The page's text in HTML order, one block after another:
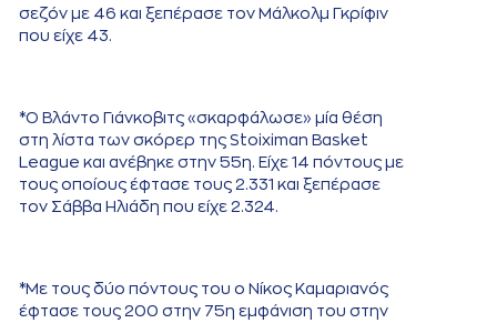
σεζόν με 46 και ξεπέρασε τον Μάλκολμ Γκρίφιν
που είχε 43.
*Ο Βλάντο Γιάνκοβιτς «σκαρφάλωσε» μία θέση
στη λίστα των σκόρερ της Stoiximan Basket
League και ανέβηκε στην 55η. Είχε 14 πόντους με
τους οποίους έφτασε τους 2.331 και ξεπέρασε
τον Σάββα Ηλιάδη που είχε 2.324.
*Με τους δύο πόντους του ο Νίκος Καμαριανός
έφτασε τους 200 στην 75η εμφάνιση του στην